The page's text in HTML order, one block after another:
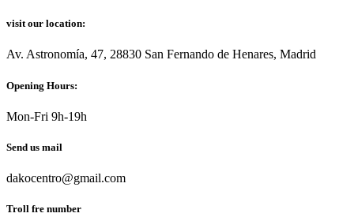
visit our location:
Av. Astronomía, 47, 28830 San Fernando de Henares, Madrid
Opening Hours:
Mon-Fri 9h-19h
Send us mail
dakocentro@gmail.com
Troll fre number